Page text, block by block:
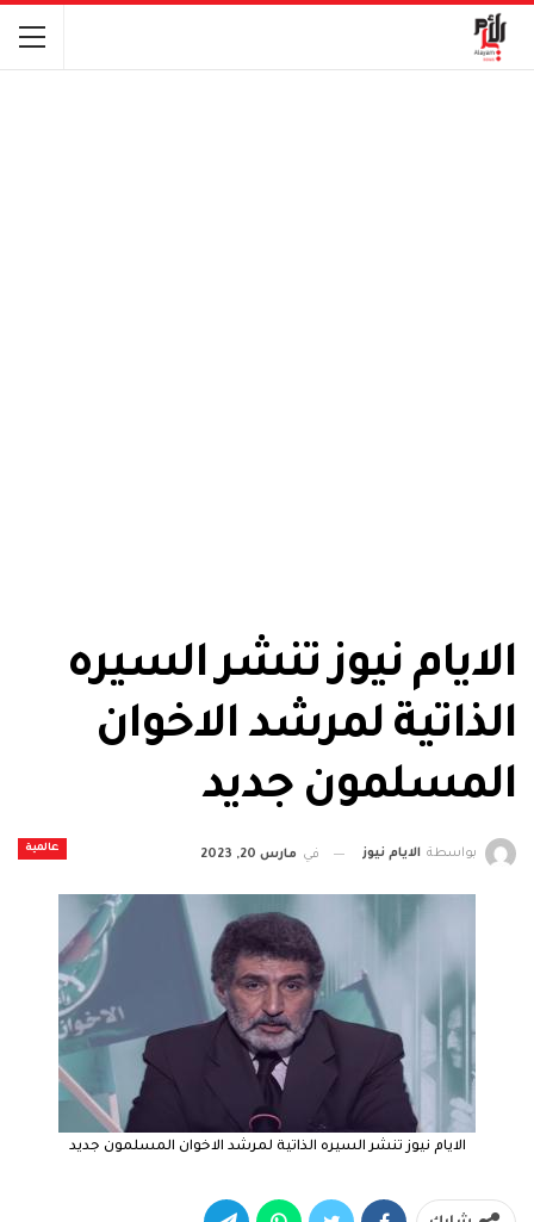
الايام نيوز تنشر السيره
الذاتية لمرشد الاخوان
المسلمون جديد
عالمية بواسطة الايام نيوز في مارس 20, 2023
الايام نيوز تنشر السيره الذاتية لمرشد الاخوان المسلمون جديد